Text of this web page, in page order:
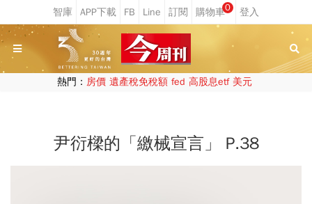
0
熱門： 房價 遺產稅免稅額 fed 高股息etf 美元
尹衍樑的「繳械宣言」 P.38